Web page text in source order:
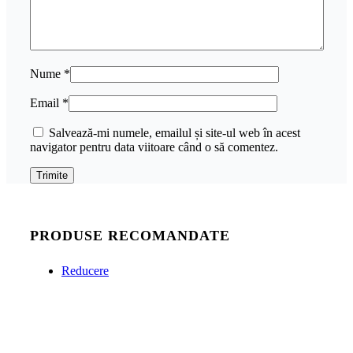
Nume *
Email *
Salvează-mi numele, emailul și site-ul web în acest
navigator pentru data viitoare când o să comentez.
PRODUSE RECOMANDATE
Reducere